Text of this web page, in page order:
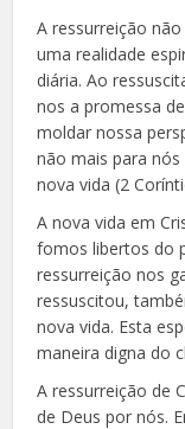
A ressurreição
uma realidade
diária. Ao
nos a promessa
moldar nossa
não mais para
nova vida (2
A nova vida em
fomos libertos do
ressurreição nos
ressuscitou,
nova vida. Esta
maneira digna do
A ressurreição de
de Deus por nós.